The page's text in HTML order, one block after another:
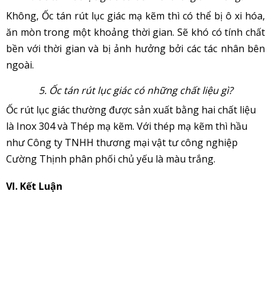
Không, Ốc tán rút lục giác mạ kẽm thì có thể bị ô xi hóa,
ăn mòn trong một khoảng thời gian. Sẽ khó có tính chất
bền với thời gian và bị ảnh hưởng bởi các tác nhân bên
ngoài.
5. Ốc tán rút lục giác có những chất liệu gì?
Ốc rút lục giác thường được sản xuất bằng hai chất liệu
là Inox 304 và Thép mạ kẽm. Với thép mạ kẽm thì hầu
như Công ty TNHH thương mại vật tư công nghiệp
Cường Thịnh phân phối chủ yếu là màu trắng.
VI. Kết Luận